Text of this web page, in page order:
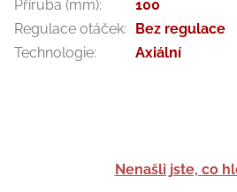
Nenašli jste, co
Příruba (mm):
100
Regulace otáček:
Bez regulace
Technologie: Axiální